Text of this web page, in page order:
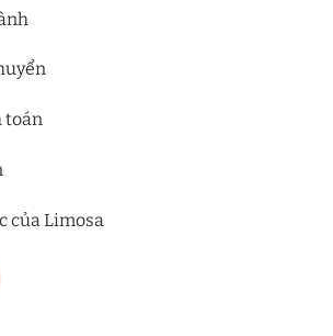
toán
của Limosa